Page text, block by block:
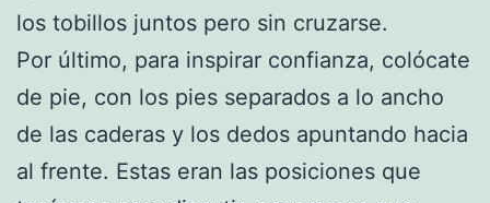
los tobillos juntos pero sin cruzarse.
Por último, para inspirar confianza, colócate
de pie, con los pies separados a lo ancho
de las caderas y los dedos apuntando hacia
al frente. Estas eran las posiciones que